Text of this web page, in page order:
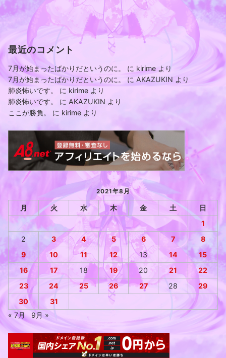
最近のコメント
7月が始まったばかりだというのに。 に kirimeより
7月が始まったばかりだというのに。
に AKAZUKIN より
肺炎怖いです。
に kirime より
肺炎怖いです。
に AKAZUKIN より
ここが勝負。
に kirime より
2021年8月
月 火 水 木 金 土
日
1
2
3 4 5 6 7
8
9
10 11 12 13 14
15
16
17 18 19 20 21
22
23
24 25 26 27 28
29
30
31
« 7月
9月 »